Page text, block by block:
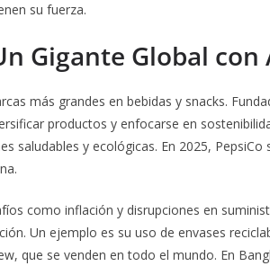
su fuerza.
Gigante Global
más grandes en bebidas y snacks.
productos y enfocarse en
saludables y ecológicas. En 2025,
como inflación y disrupciones en
Un ejemplo es su uso de envases
que se venden en todo el mundo. En